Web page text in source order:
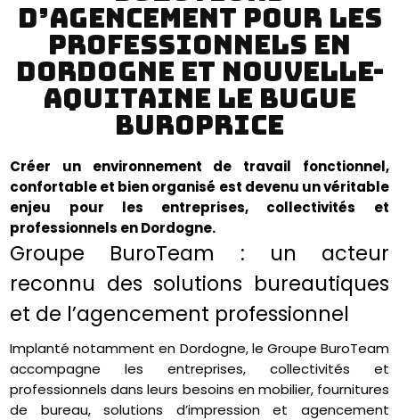
d’agencement pour les
professionnels en
Dordogne et Nouvelle-
Aquitaine Le Bugue
BuroPrice
Créer un environnement de travail fonctionnel,
confortable et bien organisé est devenu un véritable
enjeu pour les entreprises, collectivités et
professionnels en Dordogne.
Groupe BuroTeam : un acteur
reconnu des solutions bureautiques
et de l’agencement professionnel
Implanté notamment en Dordogne, le Groupe BuroTeam
accompagne les entreprises, collectivités et
professionnels dans leurs besoins en mobilier, fournitures
de bureau, solutions d’impression et agencement